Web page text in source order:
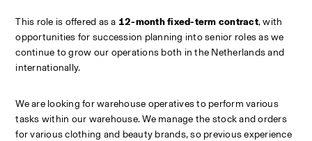
This role is offered as a 12-month fixed-term contract, with
opportunities for succession planning into senior roles as we
continue to grow our operations both in the Netherlands and
internationally.
We are looking for warehouse operatives to perform various
tasks within our warehouse. We manage the stock and orders
for various clothing and beauty brands, so previous experience